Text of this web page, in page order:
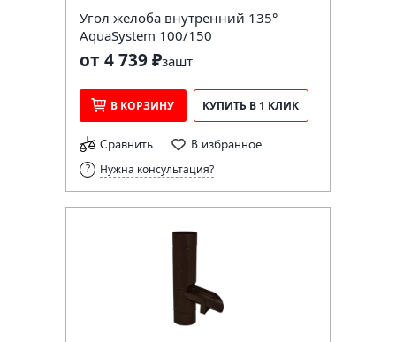
Угол желоба внутренний 135°
AquaSystem 100/150
от 4 739 ₽зашт
В КОРЗИНУ КУПИТЬ В 1 КЛИК
Сравнить В избранное
Нужна консультация?